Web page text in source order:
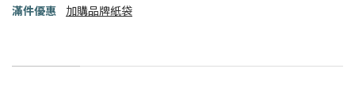
滿件優惠 加購品牌紙袋